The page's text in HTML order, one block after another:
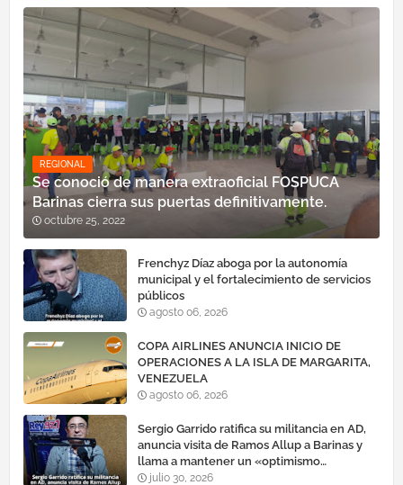
REGIONAL
Se conoció de manera extraoficial FOSPUCA
Barinas cierra sus puertas definitivamente.
octubre 25, 2022
Frenchyz Díaz aboga por la autonomía
municipal y el fortalecimiento de servicios
públicos
agosto 06, 2026
COPA AIRLINES ANUNCIA INICIO DE
OPERACIONES A LA ISLA DE MARGARITA,
VENEZUELA
agosto 06, 2026
Sergio Garrido ratifica su militancia en AD,
anuncia visita de Ramos Allup a Barinas y
llama a mantener un «optimismo
cauteloso»
julio 30, 2026